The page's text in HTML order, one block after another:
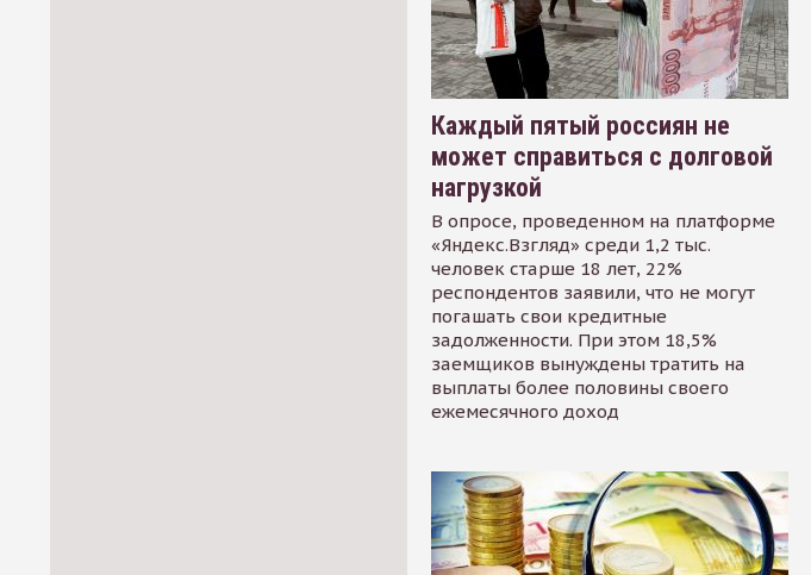
Каждый пятый россиян не
может справиться с долговой
нагрузкой
В опросе, проведенном на платформе
«Яндекс.Взгляд» среди 1,2 тыс.
человек старше 18 лет, 22%
респондентов заявили, что не могут
погашать свои кредитные
задолженности. При этом 18,5%
заемщиков вынуждены тратить на
выплаты более половины своего
ежемесячного доход